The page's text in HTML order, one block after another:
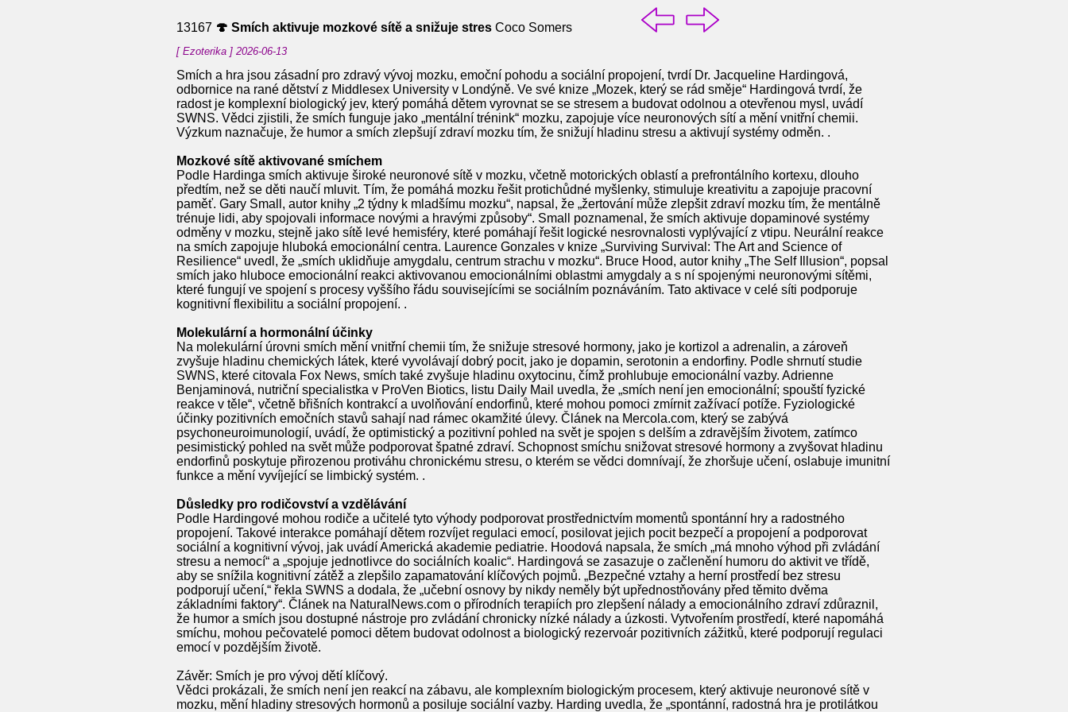
13167 🍄 Smích aktivuje mozkové sítě a snižuje stres Coco Somers
[ Ezoterika ] 2026-06-13
Smích a hra jsou zásadní pro zdravý vývoj mozku, emoční pohodu a sociální propojení, tvrdí Dr. Jacqueline Hardingová,
odbornice na rané dětství z Middlesex University v Londýně. Ve své knize „Mozek, který se rád směje“ Hardingová tvrdí, že
radost je komplexní biologický jev, který pomáhá dětem vyrovnat se se stresem a budovat odolnou a otevřenou mysl, uvádí
SWNS. Vědci zjistili, že smích funguje jako „mentální trénink“ mozku, zapojuje více neuronových sítí a mění vnitřní chemii.
Výzkum naznačuje, že humor a smích zlepšují zdraví mozku tím, že snižují hladinu stresu a aktivují systémy odměn. .
Mozkové sítě aktivované smíchem
Podle Hardinga smích aktivuje široké neuronové sítě v mozku, včetně motorických oblastí a prefrontálního kortexu, dlouho
předtím, než se děti naučí mluvit. Tím, že pomáhá mozku řešit protichůdné myšlenky, stimuluje kreativitu a zapojuje pracovní
paměť. Gary Small, autor knihy „2 týdny k mladšímu mozku“, napsal, že „žertování může zlepšit zdraví mozku tím, že mentálně
trénuje lidi, aby spojovali informace novými a hravými způsoby“. Small poznamenal, že smích aktivuje dopaminové systémy
odměny v mozku, stejně jako sítě levé hemisféry, které pomáhají řešit logické nesrovnalosti vyplývající z vtipu. Neurální reakce
na smích zapojuje hluboká emocionální centra. Laurence Gonzales v knize „Surviving Survival: The Art and Science of
Resilience“ uvedl, že „smích uklidňuje amygdalu, centrum strachu v mozku“. Bruce Hood, autor knihy „The Self Illusion“, popsal
smích jako hluboce emocionální reakci aktivovanou emocionálními oblastmi amygdaly a s ní spojenými neuronovými sítěmi,
které fungují ve spojení s procesy vyššího řádu souvisejícími se sociálním poznáváním. Tato aktivace v celé síti podporuje
kognitivní flexibilitu a sociální propojení. .
Molekulární a hormonální účinky
Na molekulární úrovni smích mění vnitřní chemii tím, že snižuje stresové hormony, jako je kortizol a adrenalin, a zároveň
zvyšuje hladinu chemických látek, které vyvolávají dobrý pocit, jako je dopamin, serotonin a endorfiny. Podle shrnutí studie
SWNS, které citovala Fox News, smích také zvyšuje hladinu oxytocinu, čímž prohlubuje emocionální vazby. Adrienne
Benjaminová, nutriční specialistka v ProVen Biotics, listu Daily Mail uvedla, že „smích není jen emocionální; spouští fyzické
reakce v těle“, včetně břišních kontrakcí a uvolňování endorfinů, které mohou pomoci zmírnit zažívací potíže. Fyziologické
účinky pozitivních emočních stavů sahají nad rámec okamžité úlevy. Článek na Mercola.com, který se zabývá
psychoneuroimunologií, uvádí, že optimistický a pozitivní pohled na svět je spojen s delším a zdravějším životem, zatímco
pesimistický pohled na svět může podporovat špatné zdraví. Schopnost smíchu snižovat stresové hormony a zvyšovat hladinu
endorfinů poskytuje přirozenou protiváhu chronickému stresu, o kterém se vědci domnívají, že zhoršuje učení, oslabuje imunitní
funkce a mění vyvíjející se limbický systém. .
Důsledky pro rodičovství a vzdělávání
Podle Hardingové mohou rodiče a učitelé tyto výhody podporovat prostřednictvím momentů spontánní hry a radostného
propojení. Takové interakce pomáhají dětem rozvíjet regulaci emocí, posilovat jejich pocit bezpečí a propojení a podporovat
sociální a kognitivní vývoj, jak uvádí Americká akademie pediatrie. Hoodová napsala, že smích „má mnoho výhod při zvládání
stresu a nemocí“ a „spojuje jednotlivce do sociálních koalic“. Hardingová se zasazuje o začlenění humoru do aktivit ve třídě,
aby se snížila kognitivní zátěž a zlepšilo zapamatování klíčových pojmů. „Bezpečné vztahy a herní prostředí bez stresu
podporují učení,“ řekla SWNS a dodala, že „učební osnovy by nikdy neměly být upřednostňovány před těmito dvěma
základními faktory“. Článek na NaturalNews.com o přírodních terapiích pro zlepšení nálady a emocionálního zdraví zdůraznil,
že humor a smích jsou dostupné nástroje pro zvládání chronicky nízké nálady a úzkosti. Vytvořením prostředí, které napomáhá
smíchu, mohou pečovatelé pomoci dětem budovat odolnost a biologický rezervoár pozitivních zážitků, které podporují regulaci
emocí v pozdějším životě.
Závěr: Smích je pro vývoj dětí klíčový.
Vědci prokázali, že smích není jen reakcí na zábavu, ale komplexním biologickým procesem, který aktivuje neuronové sítě v
mozku, mění hladiny stresových hormonů a posiluje sociální vazby. Harding uvedla, že „spontánní, radostná hra je protilátkou